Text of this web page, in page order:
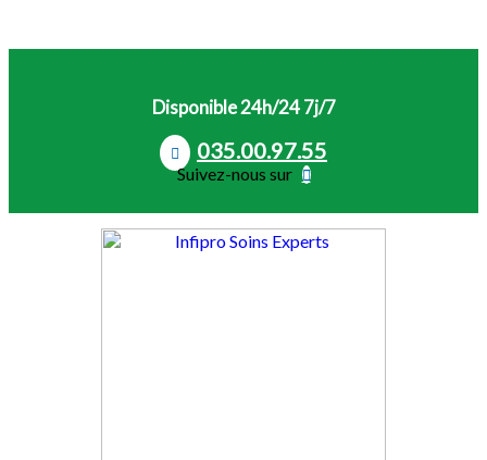
Disponible 24h/24 7j/7
035.00.97.55
Suivez-nous sur